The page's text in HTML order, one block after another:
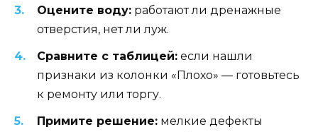
Оцените воду: работают ли дренажные
отверстия, нет ли луж.
Сравните с таблицей: если нашли
признаки из колонки «Плохо» — готовьтесь
к ремонту или торгу.
Примите решение: мелкие дефекты